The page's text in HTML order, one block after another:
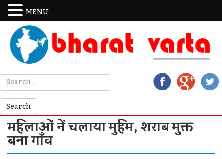
महिलाओं नें चलाया मुहिम, शराब मुक्त
बना गाँव
MENU